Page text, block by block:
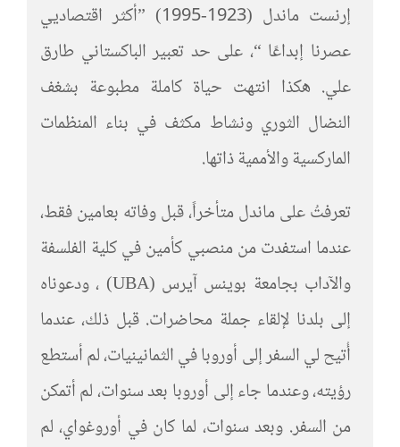
إرنست ماندل (1923-1995) ”أكثر اقتصاديي
عصرنا إبداعًا “، على حد تعبير الباكستاني طارق
علي. هكذا انتهت حياة كاملة مطبوعة بشغف
النضال الثوري ونشاط مكثف في بناء المنظمات
الماركسية والأممية ذاتها.
تعرفتُ على ماندل متأخراً، قبل وفاته بعامين فقط،
عندما استفدت من منصبي كأمين في كلية الفلسفة
والآداب بجامعة بوينس آيرس (UBA) ، ودعوناه
إلى بلدنا لإلقاء جملة محاضرات. قبل ذلك، عندما
أُتيح لي السفر إلى أوروبا في الثمانينيات، لم أستطع
رؤيته، وعندما جاء إلى أوروبا بعد سنوات، لم أتمكن
من السفر. وبعد سنوات، لما كان في أوروغواي، لم